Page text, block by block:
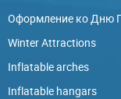
Оформление ко Дню
Winter Attractions
Inflatable arches
Inflatable hangars